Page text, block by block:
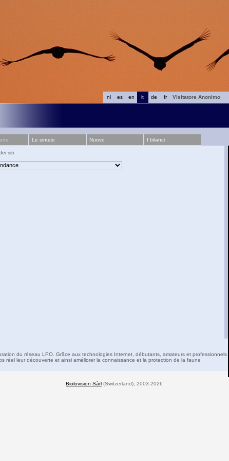
fr
de
it
en
es
nl
Visitatore Anonimo
Le sintesi Nuovo I bilanci
siti
du réseau LPO. Grâce aux technologies Internet, débutants, amateurs et professionnels
réel leur découverte et ainsi améliorer la connaissance et la protection de la faune
Biolovision Sàrl (Switzerland), 2003-2026